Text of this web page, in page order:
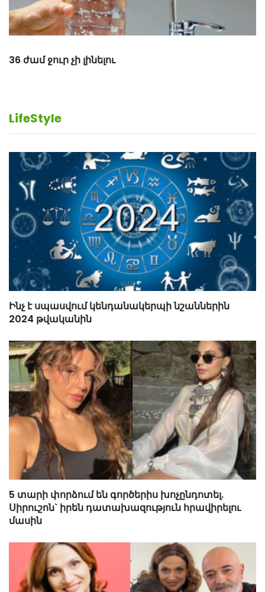
LifeStyle
Ինչ է սպասվում կենդանակերպի նշաններին
2024 թվականին
5 տարի փորձում են գործերիս խոչընդոտել.
Սիրուշոն` իրեն դատախազություն հրավիրելու
մասին